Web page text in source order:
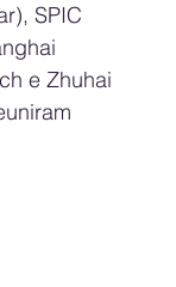
SPIC
e Zhuhai